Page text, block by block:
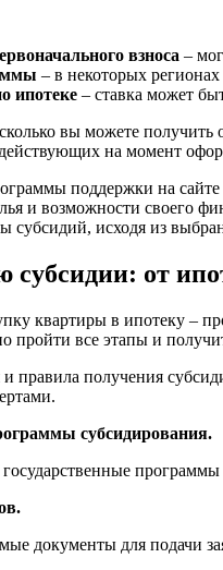
взноса –
– в некоторых
ипотеке – ставка может
вы можете получить
на момент
поддержки на
и возможности своего
субсидий, исходя из
от
квартиры в ипотеку –
пройти все этапы и
правила получения
субсидирования.
документы для подачи